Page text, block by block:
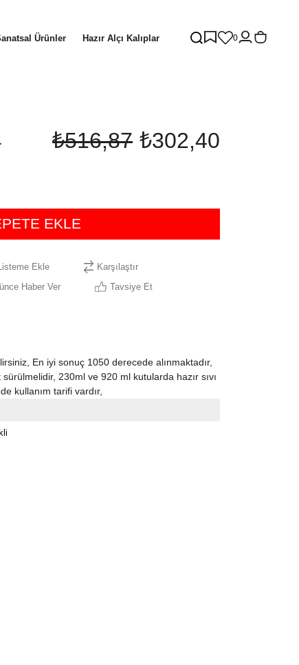
Ürünler Hazır Alçı Kalıplar 0
₺516,87 ₺302,40
Ekle
Karşılaştır
Haber Ver Tavsiye Et
En iyi sonuç 1050 derecede alınmaktadır,
230ml ve 920 ml kutularda hazır sıvı
kullanım tarifi vardır,